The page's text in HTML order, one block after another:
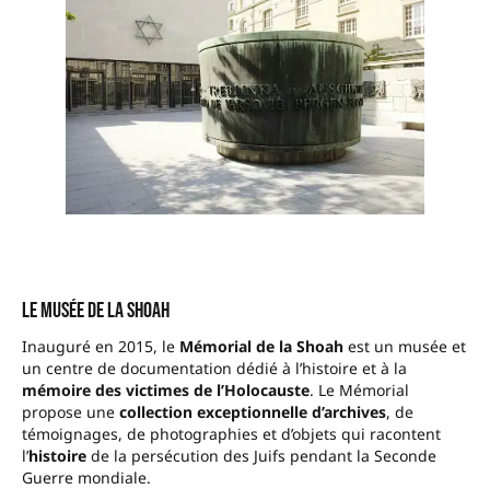
Le Musée de la Shoah
Inauguré en 2015, le Mémorial de la Shoah est un musée et
un centre de documentation dédié à l’histoire et à la
mémoire des victimes de l’Holocauste. Le Mémorial
propose une collection exceptionnelle d’archives, de
témoignages, de photographies et d’objets qui racontent
l’histoire de la persécution des Juifs pendant la Seconde
Guerre mondiale.